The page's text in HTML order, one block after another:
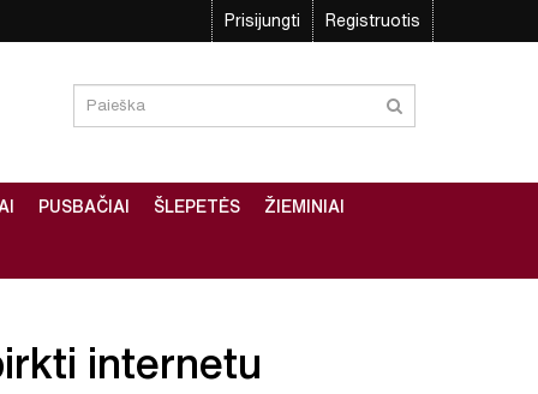
Prisijungti Registruotis
PUSBAČIAI ŠLEPETĖS ŽIEMINIAI
internetu